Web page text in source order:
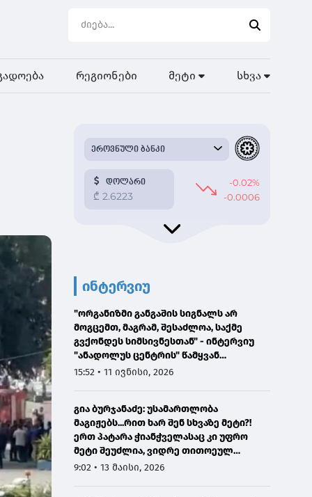
რეგიონები მეტი სხვა
ინტერვიუ
"ორგანიზმი განგაშის სიგნალს არ
მოგცემთ, მაგრამ, შესაძლოა, საქმე
გვქონდეს სიმსივნესთან" - ინტერვიუ
"ანადოლუს ცენტრის" წამყვან
ონკოლოგთან
15:52 • 11 ივნისი, 2026
გია ბურჯანაძე: უსამართლობა
მაგიჟებს...რით ხარ შენ სხვაზე მეტი?!
ერთ პატარა ჭიანჭველასაც კი უფრო
მეტი შეუძლია, ვიდრე თითოეულ
ჩვენგანს...
9:02 • 13 მაისი, 2026